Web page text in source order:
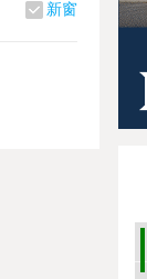
新窗